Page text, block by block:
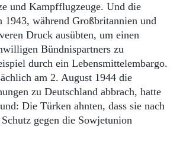
und Kampfflugzeuge. Und die
während Großbritannien und
Druck ausübten, um einen
Bündnispartners zu
durch ein Lebensmittelembargo.
am 2. August 1944 die
zu Deutschland abbrach, hatte
Die Türken ahnten, dass sie nach
gegen die Sowjetunion